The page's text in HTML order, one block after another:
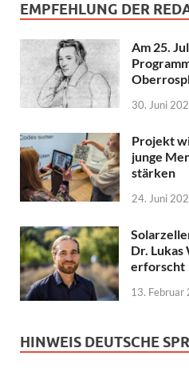
EMPFEHLUNG DER
Am 25.
30. Juni
Projekt
junge
stärken
24. Juni
Dr.
erforscht
13. Februar
HINWEIS DEUTSCHE